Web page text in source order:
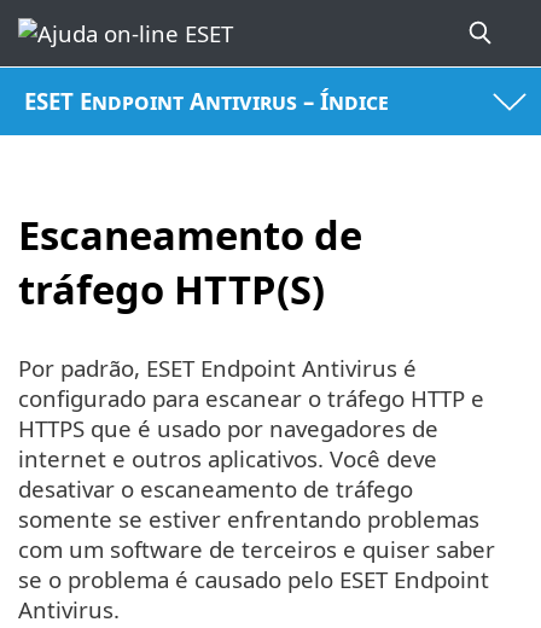
ESET Endpoint Antivirus – Índice
Escaneamento de
tráfego HTTP(S)
Por padrão, ESET Endpoint Antivirus é
configurado para escanear o tráfego HTTP e
HTTPS que é usado por navegadores de
internet e outros aplicativos. Você deve
desativar o escaneamento de tráfego
somente se estiver enfrentando problemas
com um software de terceiros e quiser saber
se o problema é causado pelo ESET Endpoint
Antivirus.